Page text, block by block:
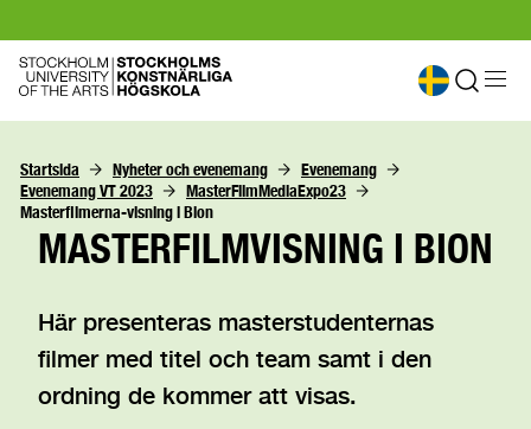
Startsida Nyheter och evenemang
Evenemang
Evenemang VT 2023
MasterFilmMediaExpo23
Masterfilmerna-visning i Bion
MASTERFILMVISNING I BION
Här presenteras masterstudenternas
filmer med titel och team samt i den
ordning de kommer att visas.